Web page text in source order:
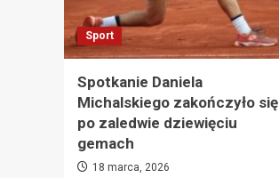
Things
powraca
animowanej
odsłonie
poznaj
najnowszą
2.
Sport
Spotkanie Daniela
Michalskiego zakończyło się
po zaledwie dziewięciu
gemach
18 marca, 2026